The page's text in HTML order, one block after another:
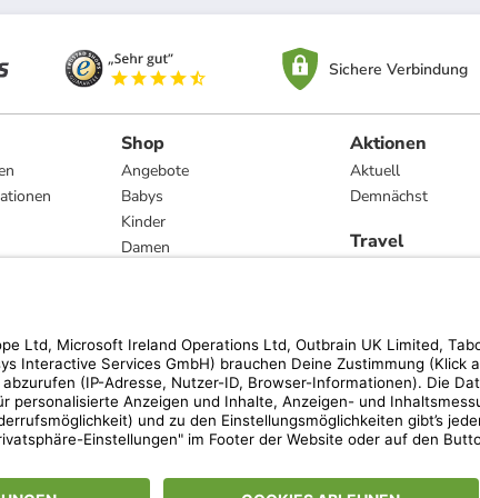
Sichere Verbindung
Shop
Angebote
Babys
Kinder
Damen
Marken
Aktionen
Aktuell
Demnächst
Travel
des Herstellers. Prozentangaben beziehen sich auf den Streichpreis.